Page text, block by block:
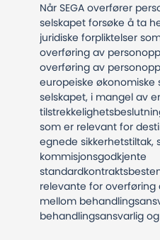
Når SEGA overfører
selskapet forsøke å ta
juridiske forpliktelser
overføring av
overføring av
europeiske
selskapet, i mangel av
som er relevant for
egnede sikkerhetstiltak,
kommisjonsgodkjente
relevante for
mellom
behandlingsansvarlig